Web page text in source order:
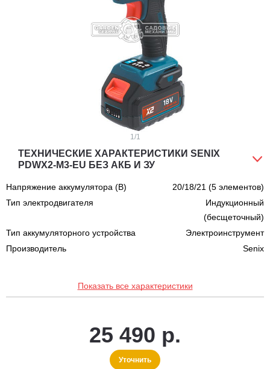
1 /1
ТЕХНИЧЕСКИЕ ХАРАКТЕРИСТИКИ SENIX
PDWX2-M3-EU БЕЗ АКБ И ЗУ
Напряжение аккумулятора (В)
20/18/21 (5 элементов)
Тип электродвигателя
Индукционный
(бесщеточный)
Тип аккумуляторного устройства
Электроинструмент
Производитель
Senix
Показать все характеристики
25 490 р.
Уточнить